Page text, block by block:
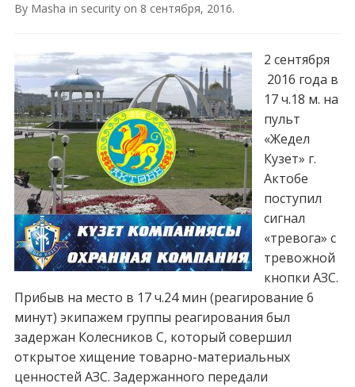
By Masha in securityon 8 сентября, 2016.
2 сентября
2016 года в
17 ч.18 м. на
пульт
«Жедел
Кузет» г.
Актобе
поступил
сигнал
«тревога» с
тревожной
кнопки АЗС.
Прибыв на место в 17 ч.24 мин (реагирование 6
минут) экипажем группы реагирования был
задержан Колесников С, который совершил
открытое хищение товарно-материальных
ценностей АЗС. Задержанного передали